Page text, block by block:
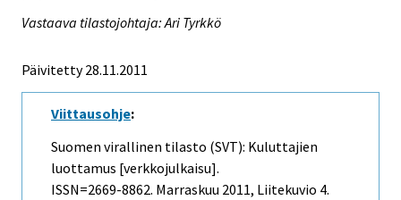
Vastaava tilastojohtaja: Ari Tyrkkö
Päivitetty 28.11.2011
Viittausohje:
Suomen virallinen tilasto (SVT): Kuluttajien
luottamus [verkkojulkaisu].
ISSN=2669-8862. Marraskuu 2011, Liitekuvio 4.